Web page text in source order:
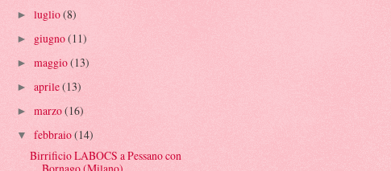
► luglio(8)
► giugno(11)
► maggio(13)
► aprile(13)
► marzo(16)
▼ febbraio(14)
Birrificio LABOCS a Pessano con
Bornago (Milano)